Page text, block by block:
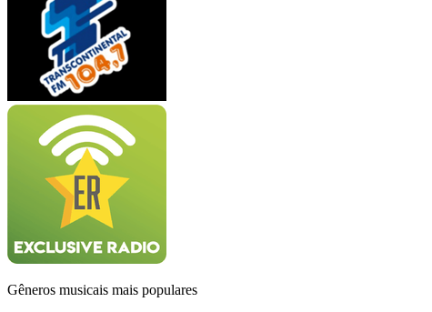
Gêneros musicais mais populares